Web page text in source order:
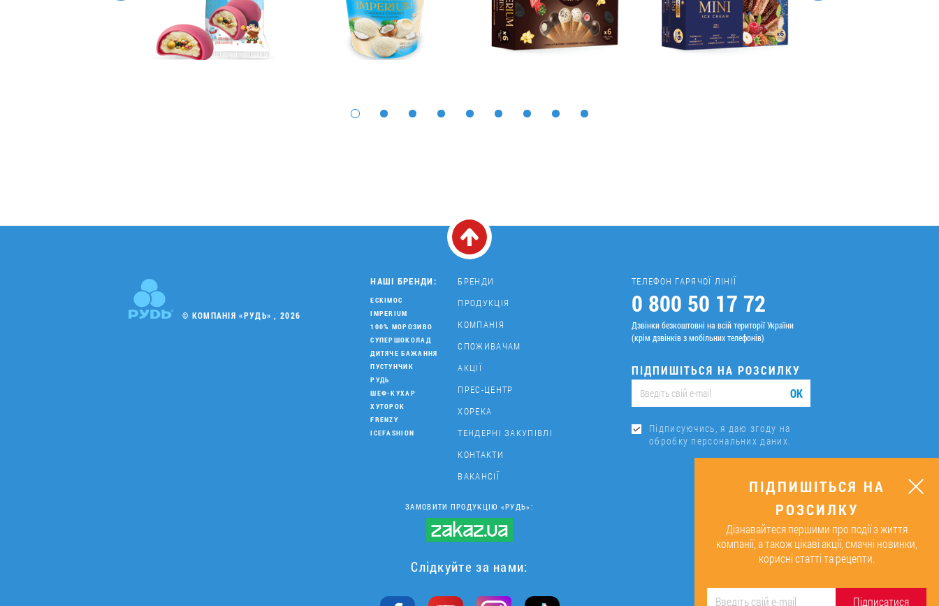
© КОМПАНІЯ «РУДЬ» , 2026
НАШІ БРЕНДИ:
ЕСКІМОС
IMPERIUM
100% МОРОЗИВО
СУПЕРШОКОЛАД
ДИТЯЧЕ БАЖАННЯ
ПУСТУНЧИК
РУДЬ
ШЕФ-КУХАР
ХУТОРОК
FRENZY
ICEFASHION
БРЕНДИ
ПРОДУКЦІЯ
КОМПАНІЯ
СПОЖИВАЧАМ
АКЦІЇ
ПРЕС-ЦЕНТР
ХОРЕКА
ТЕНДЕРНІ ЗАКУПІВЛІ
КОНТАКТИ
ВАКАНСІЇ
ТЕЛЕФОН ГАРЯЧОЇ ЛІНІЇ
0 800 50 17 72
Дзвінки безкоштовні на всій території України
(крім дзвінків з мобільних телефонів)
ПІДПИШІТЬСЯ НА РОЗСИЛКУ
ОК
Підписуючись, я даю згоду на
обробку персональних даних.
ЗАМОВИТИ ПРОДУКЦІЮ «РУДЬ»:
Слідкуйте за нами:
ПІДПИШІТЬСЯ НА
РОЗСИЛКУ
Дізнавайтеся першими про події з життя
компанії, а також цікаві акції, смачні новинки,
корисні статті та рецепти.
Підписатися